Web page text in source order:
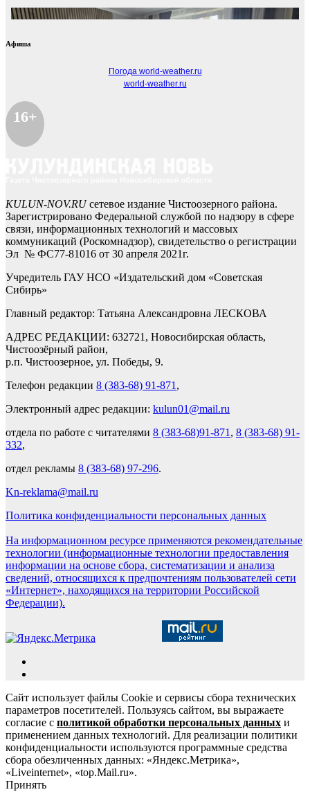
Афиша
Погода world-weather.ru
world-weather.ru
16+
KULUN-NOV.RUсетевое издание Чистоозерного района.
Зарегистрировано Федеральной службой по надзору в сфере
связи, информационных технологий и массовых
коммуникаций (Роскомнадзор), свидетельство о регистрации
Эл № ФС77-81016 от 30 апреля 2021г.
Учредитель ГАУ НСО «Издательский дом «Советская
Сибирь»
Главный редактор: Татьяна Александровна ЛЕСКОВА
АДРЕС РЕДАКЦИИ: 632721, Новосибирская область,
Чистоозёрный район,
р.п. Чистоозерное, ул. Победы, 9.
Телефон редакции 8 (383-68) 91-871 ,
Электронный адрес редакции: kulun01@mail.ru
отдела по работе с читателями 8 (383-68)91-871 , 8 (383-68) 91-
332,
отдел рекламы 8 (383-68) 97-296.
Kn-reklama@mail.ru
Политика конфиденциальности персональных данных
На информационном ресурсе применяются рекомендательные
технологии (информационные технологии предоставления
информации на основе сбора, систематизации и анализа
сведений, относящихся к предпочтениям пользователей сети
«Интернет», находящихся на территории Российской
Федерации).
Сайт использует файлы Cookie и сервисы сбора технических
параметров посетителей. Пользуясь сайтом, вы выражаете
согласие с политикой обработки персональных данных и
применением данных технологий. Для реализации политики
конфиденциальности используются программные средства
сбора обезличенных данных: «Яндекс.Метрика»,
«Liveinternet», «top.Mail.ru».
Принять